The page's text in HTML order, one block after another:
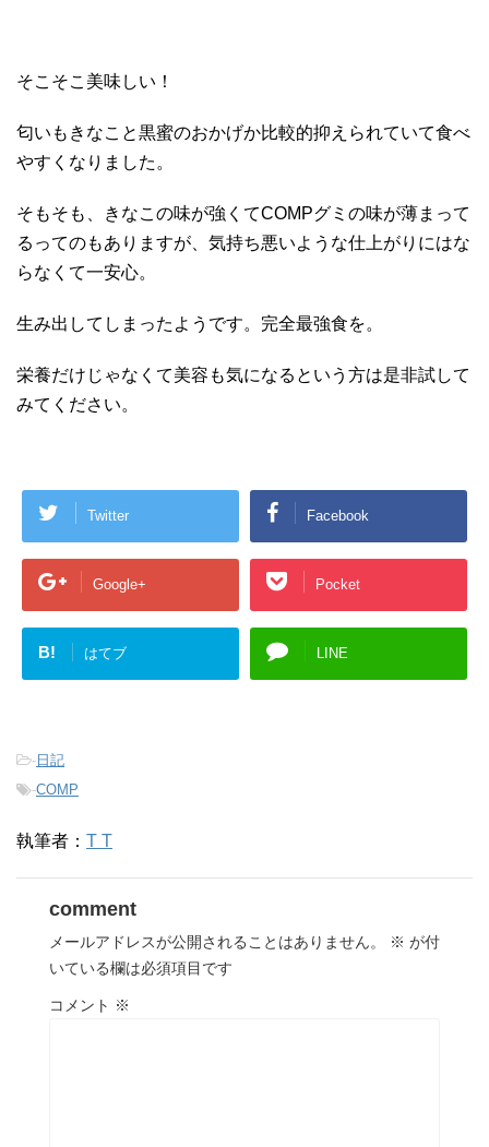
そこそこ美味しい！
匂いもきなこと黒蜜のおかげか比較的抑えられていて食べ
やすくなりました。
そもそも、きなこの味が強くてCOMPグミの味が薄まって
るってのもありますが、気持ち悪いような仕上がりにはな
らなくて一安心。
生み出してしまったようです。完全最強食を。
栄養だけじゃなくて美容も気になるという方は是非試して
みてください。
Twitter Facebook
Google+ Pocket
B! はてブ LINE
-日記
-COMP
執筆者： T T
comment
メールアドレスが公開されることはありません。 ※ が付
いている欄は必須項目です
コメント ※